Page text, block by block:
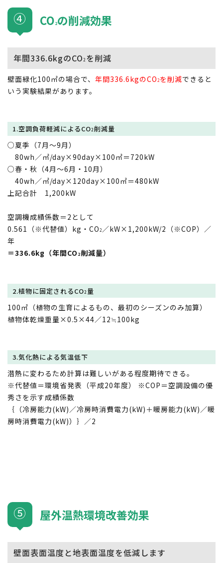
④ CO2の削減効果
年間336.6kgのCO2 を削減
壁面緑化100㎡の場合で、 年間336.6kgのCO2を削減できると
いう実験結果があります。
1.空調負荷軽減によるCO2削減量
○夏季（7月～9月）
80wh／㎡/day×90day×100㎡＝720kW
○春・秋（4月～6月・10月）
40wh／㎡/day×120day×100㎡＝480kW
上記合計 1,200kW
空調機成績係数＝2として
0.561（※代替値）kg・CO2／kW×1,200kW/2（※COP）／
年
＝336.6kg（年間CO 2削減量）
2.植物に固定されるCO2 量
100㎡（植物の生育によるもの、最初のシーズンのみ加算）
植物体乾燥重量×0.5×44／12≒100kg
3.気化熱による気温低下
潜熱に変わるため計算は難しいがある程度期待できる。
※代替値＝環境省発表（平成20年度） ※COP＝空調設備の優
秀さを示す成績係数
｛（冷房能力(kW)／冷房時消費電力(kW)＋暖房能力(kW)／暖
房時消費電力(kW)）｝／2
⑤ 屋外温熱環境改善効果
壁面表面温度と地表面温度を低減します